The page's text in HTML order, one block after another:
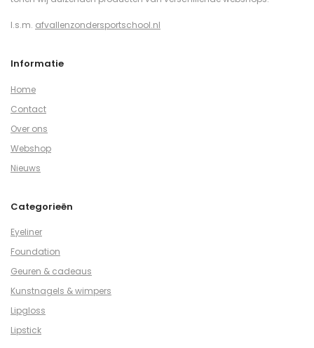
I.s.m. afvallenzondersportschool.nl
Informatie
Home
Contact
Over ons
Webshop
Nieuws
Categorieën
Eyeliner
Foundation
Geuren & cadeaus
Kunstnagels & wimpers
Lipgloss
Lipstick